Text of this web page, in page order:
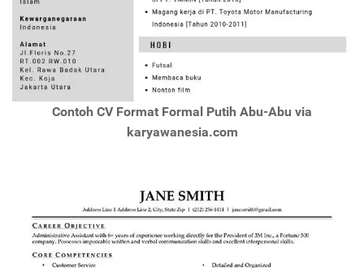
Contoh CV Format Formal Putih Abu-Abu via
karyawanesia.com